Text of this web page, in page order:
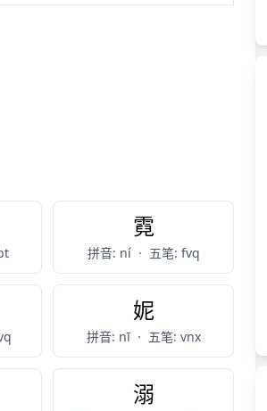
霓
拼音: ní · 五笔: fvq
妮
拼音: nī · 五笔: vnx
溺